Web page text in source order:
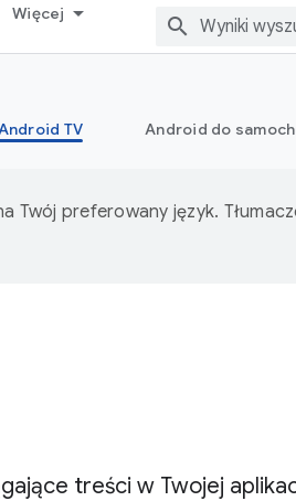
Więcej
TV Android do
Twój preferowany język.
treści w Twojej